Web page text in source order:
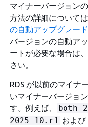
マイナーバージョン
方法の詳細について
の自動アップグレード
バージョンの自動ア
ートが必要な場合は
さい。
RDS が以前のマイナ
いマイナーバージョ
す。例えば、
both
2025-10.r1 および